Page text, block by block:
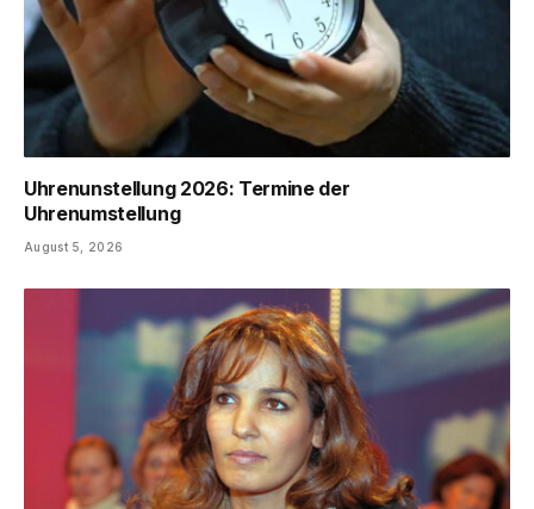
Uhrenunstellung 2026: Termine der
Uhrenumstellung
August 5, 2026